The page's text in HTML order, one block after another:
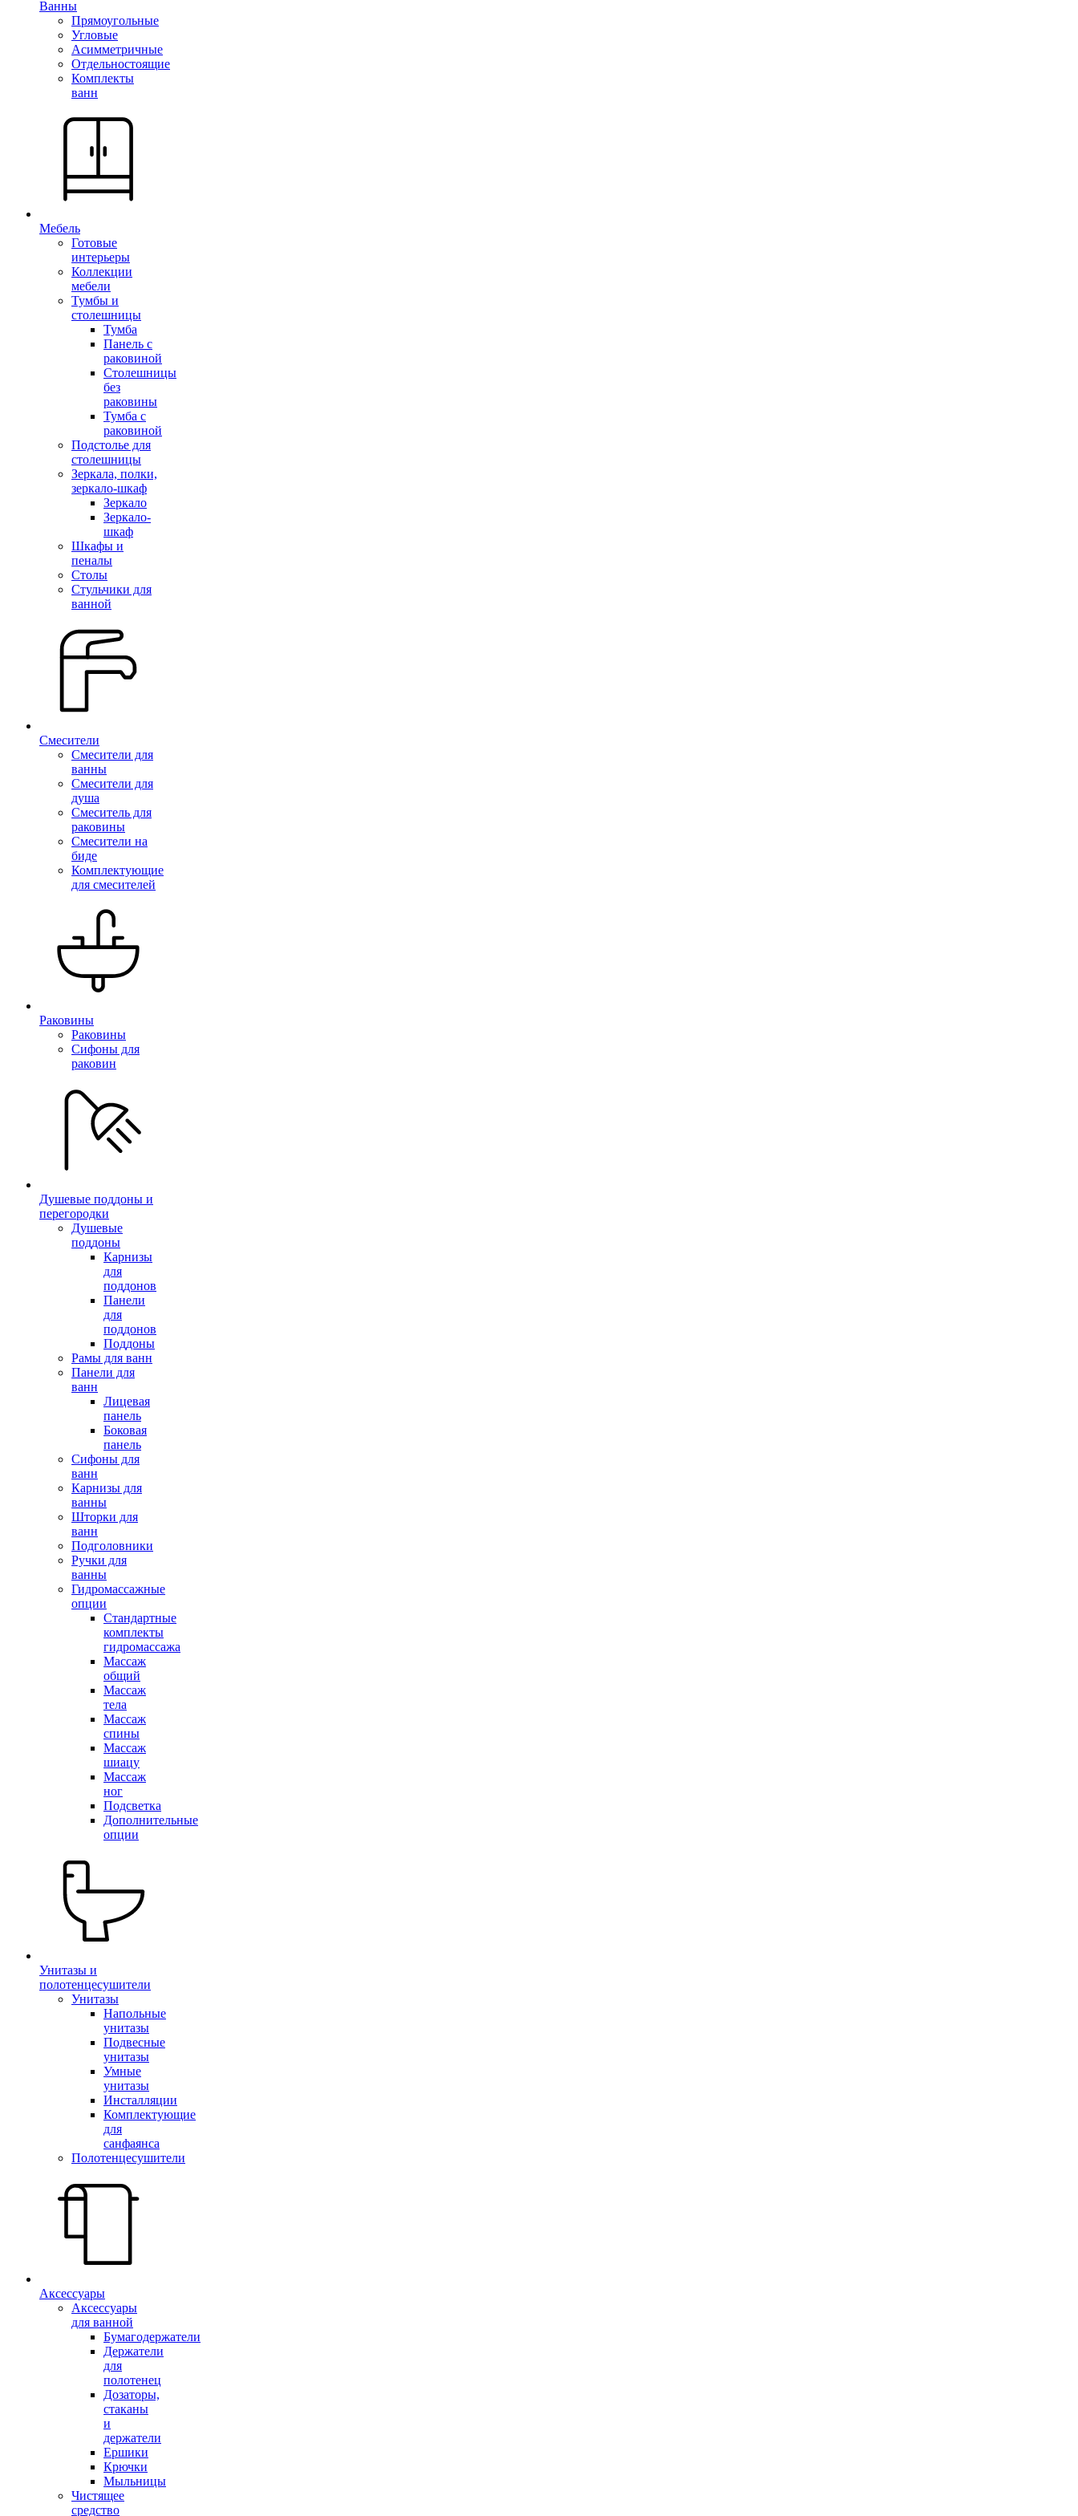
Ванны
Прямоугольные
Угловые
Асимметричные
Отдельностоящие
Комплекты
ванн
Мебель
Готовые
интерьеры
Коллекции
мебели
Тумбы и
столешницы
Тумба
Панель с
раковиной
Столешницы
без
раковины
Тумба с
раковиной
Подстолье для
столешницы
Зеркала, полки,
зеркало-шкаф
Зеркало
Зеркало-
шкаф
Шкафы и
пеналы
Столы
Стульчики для
ванной
Смесители
Смесители для
ванны
Смесители для
душа
Смеситель для
раковины
Смесители на
биде
Комплектующие
для смесителей
Раковины
Раковины
Сифоны для
раковин
Душевые поддоны и
перегородки
Душевые
поддоны
Карнизы
для
поддонов
Панели
для
поддонов
Поддоны
Рамы для ванн
Панели для
ванн
Лицевая
панель
Боковая
панель
Сифоны для
ванн
Карнизы для
ванны
Шторки для
ванн
Подголовники
Ручки для
ванны
Гидромассажные
опции
Стандартные
комплекты
гидромассажа
Массаж
общий
Массаж
тела
Массаж
спины
Массаж
шиацу
Массаж
ног
Подсветка
Дополнительные
опции
Унитазы и
полотенцесушители
Унитазы
Напольные
унитазы
Подвесные
унитазы
Умные
унитазы
Инсталляции
Комплектующие
для
санфаянса
Полотенцесушители
Аксессуары
Аксессуары
для ванной
Бумагодержатели
Держатели
для
полотенец
Дозаторы,
стаканы
и
держатели
Ершики
Крючки
Мыльницы
Чистящее
средство